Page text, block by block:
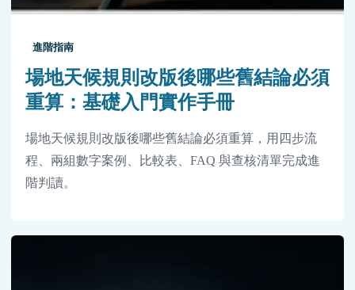
進階指南
場地天候規則改版後哪些舊結論必須
重算：基礎入門實作手冊
場地天候規則改版後哪些舊結論必須重算，用四步流
程、兩組數字案例、比較表、FAQ 與查核清單完成進
階判讀。